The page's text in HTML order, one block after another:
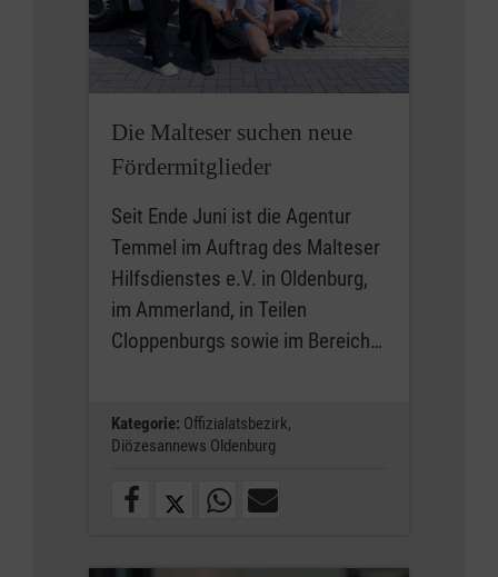
Die Malteser suchen neue
Fördermitglieder
Seit Ende Juni ist die Agentur
Temmel im Auftrag des Malteser
Hilfsdienstes e.V. in Oldenburg,
im Ammerland, in Teilen
Cloppenburgs sowie im Bereich…
Kategorie: Offizialatsbezirk,
Diözesannews Oldenburg